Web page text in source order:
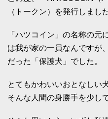
（トークン）を発行しました
「ハツコイン」の名称の元
は我が家の一員なんですが
だった「保護犬」でした。
とてもかわいいおとなしい
そんな人間の身勝手を少し